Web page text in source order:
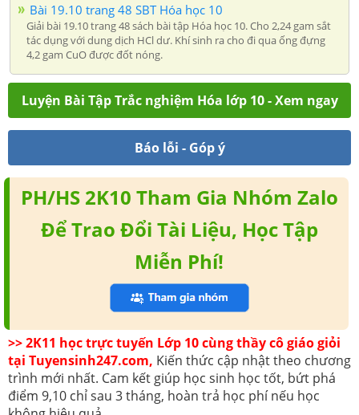
Bài 19.10 trang 48 SBT Hóa học 10
Giải bài 19.10 trang 48 sách bài tập Hóa học 10. Cho 2,24 gam sắt
tác dụng với dung dịch HCl dư. Khí sinh ra cho đi qua ống đựng
4,2 gam CuO được đốt nóng.
Luyện Bài Tập Trắc nghiệm Hóa lớp 10 - Xem ngay
Báo lỗi - Góp ý
PH/HS 2K10 Tham Gia Nhóm Zalo
Để Trao Đổi Tài Liệu, Học Tập
Miễn Phí!
>> 2K11 học trực tuyến Lớp 10 cùng thầy cô giáo giỏi
tại Tuyensinh247.com, Kiến thức cập nhật theo chương
trình mới nhất. Cam kết giúp học sinh học tốt, bứt phá
điểm 9,10 chỉ sau 3 tháng, hoàn trả học phí nếu học